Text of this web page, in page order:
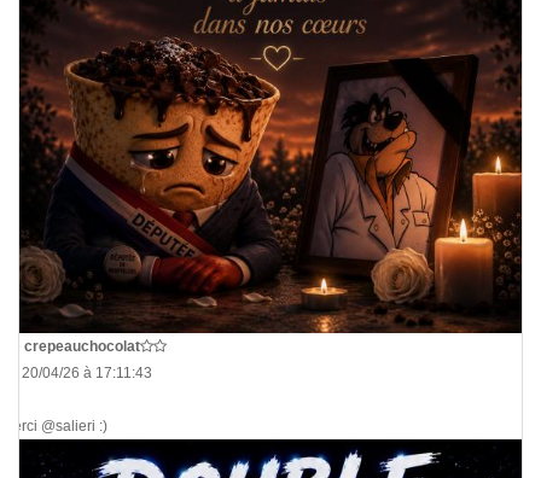
crepeauchocolat
Le 20/04/26 à 17:11:43
Merci @salieri :)